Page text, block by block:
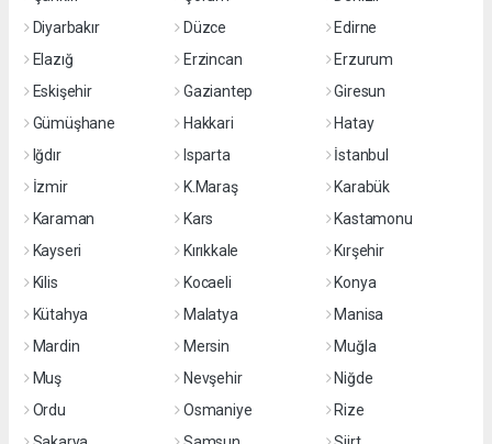
Diyarbakır
Düzce
Edirne
Elazığ
Erzincan
Erzurum
Eskişehir
Gaziantep
Giresun
Gümüşhane
Hakkari
Hatay
Iğdır
Isparta
İstanbul
İzmir
K.Maraş
Karabük
Karaman
Kars
Kastamonu
Kayseri
Kırıkkale
Kırşehir
Kilis
Kocaeli
Konya
Kütahya
Malatya
Manisa
Mardin
Mersin
Muğla
Muş
Nevşehir
Niğde
Ordu
Osmaniye
Rize